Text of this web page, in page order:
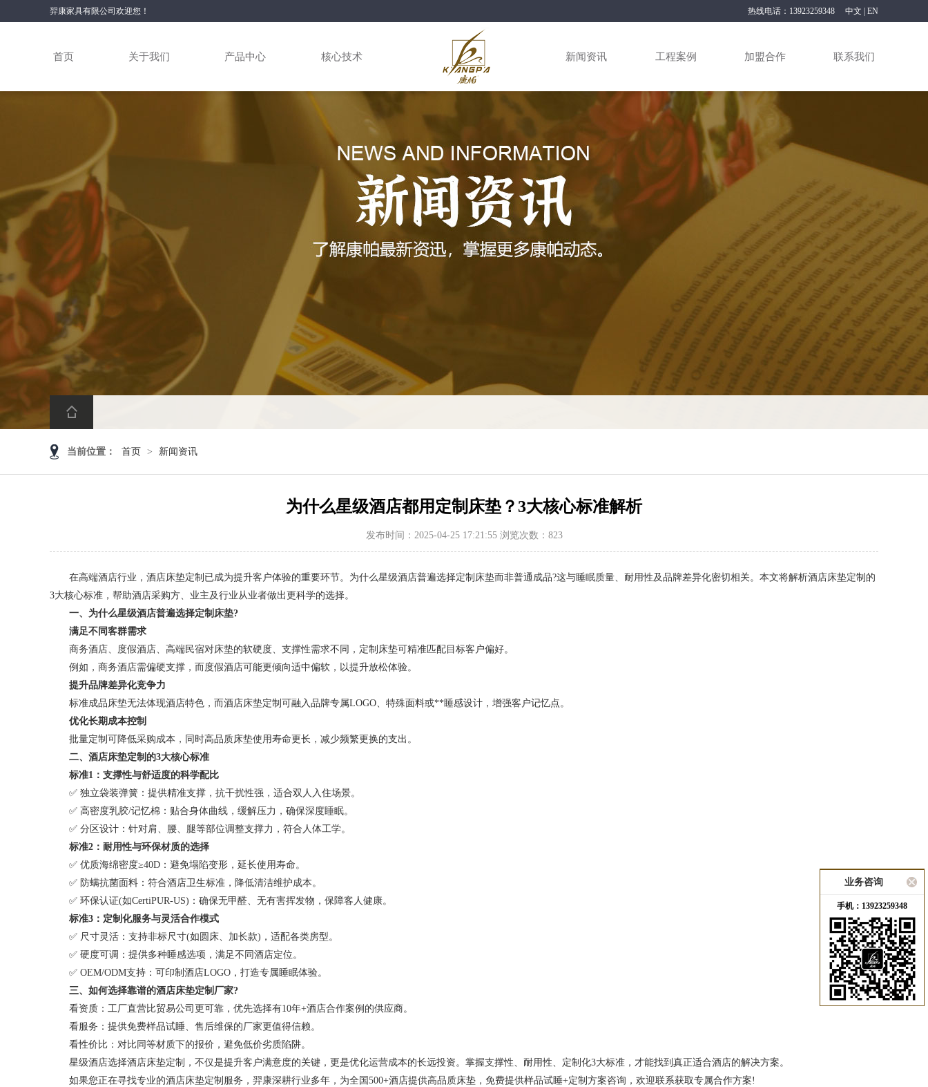
羿康家具有限公司欢迎您！ 中文 EN
热线电话：13923259348
首页 关于我们 产品中心 核心技术 新闻资讯 工程案例 加盟合作 联系我们
当前位置： 首页 > 新闻资讯
为什么星级酒店都用定制床垫？3大核心标准解析
发布时间：2025-04-25 17:21:55 浏览次数：823
在高端酒店行业，酒店床垫定制已成为提升客户体验的重要环节。为什么星级酒店普遍选择定制床垫而非普通成品?这与睡眠质量、耐用性及品牌差异化密切相关。本文将解析酒店床垫定制的
3大核心标准，帮助酒店采购方、业主及行业从业者做出更科学的选择。
一、为什么星级酒店普遍选择定制床垫?
满足不同客群需求
商务酒店、度假酒店、高端民宿对床垫的软硬度、支撑性需求不同，定制床垫可精准匹配目标客户偏好。
例如，商务酒店需偏硬支撑，而度假酒店可能更倾向适中偏软，以提升放松体验。
提升品牌差异化竞争力
标准成品床垫无法体现酒店特色，而酒店床垫定制可融入品牌专属LOGO、特殊面料或**睡感设计，增强客户记忆点。
优化长期成本控制
批量定制可降低采购成本，同时高品质床垫使用寿命更长，减少频繁更换的支出。
二、酒店床垫定制的3大核心标准
标准1：支撑性与舒适度的科学配比
✅ 独立袋装弹簧：提供精准支撑，抗干扰性强，适合双人入住场景。
✅ 高密度乳胶/记忆棉：贴合身体曲线，缓解压力，确保深度睡眠。
✅ 分区设计：针对肩、腰、腿等部位调整支撑力，符合人体工学。
标准2：耐用性与环保材质的选择
✅ 优质海绵密度≥40D：避免塌陷变形，延长使用寿命。
✅ 防螨抗菌面料：符合酒店卫生标准，降低清洁维护成本。
✅ 环保认证(如CertiPUR-US)：确保无甲醛、无有害挥发物，保障客人健康。
标准3：定制化服务与灵活合作模式
✅ 尺寸灵活：支持非标尺寸(如圆床、加长款)，适配各类房型。
✅ 硬度可调：提供多种睡感选项，满足不同酒店定位。
✅ OEM/ODM支持：可印制酒店LOGO，打造专属睡眠体验。
三、如何选择靠谱的酒店床垫定制厂家?
看资质：工厂直营比贸易公司更可靠，优先选择有10年+酒店合作案例的供应商。
看服务：提供免费样品试睡、售后维保的厂家更值得信赖。
看性价比：对比同等材质下的报价，避免低价劣质陷阱。
星级酒店选择酒店床垫定制，不仅是提升客户满意度的关键，更是优化运营成本的长远投资。掌握支撑性、耐用性、定制化3大标准，才能找到真正适合酒店的解决方案。
如果您正在寻找专业的酒店床垫定制服务，羿康深耕行业多年，为全国500+酒店提供高品质床垫，免费提供样品试睡+定制方案咨询，欢迎联系获取专属合作方案!
业务咨询
手机：13923259348